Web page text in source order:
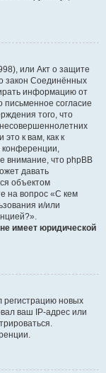
или Акт о защите
закон Соединённых
информацию от
согласие
того, что
к вам, как к
конференции,
внимание, что phpBB
давать
объектом
на вопрос «С кем
и/или
имеет юридической
регистрацию новых
ваш IP-адрес или